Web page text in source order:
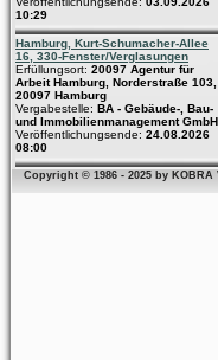
10:29
Hamburg, Kurt-Schumacher-Allee
16, 330-Fenster/Verglasungen
Erfüllungsort: 20097 Agentur für
Arbeit Hamburg, Norderstraße 103,
20097 Hamburg
Vergabestelle: BA - Gebäude-, Bau-
und Immobilienmanagement GmbH
Veröffentlichungsende: 24.08.2026
08:00
Copyright © 1986 - 2025 by KOBRA